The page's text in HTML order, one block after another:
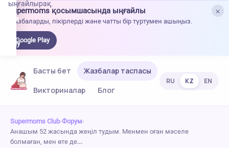
×
Supermoms қосымшасында ыңғайлы
Жазбаларды, пікірлерді және чатты бір түртумен ашыңыз.
Google Play
ыңғайлырақ.
Басты бет
Жазбалар таспасы
Викториналар
Блог
RU KZ EN
Supermoms Club›Форум›
Анашым 52 жасында жеңіл тудым. Менмен оған мәселе
болмаған, мен өте де…